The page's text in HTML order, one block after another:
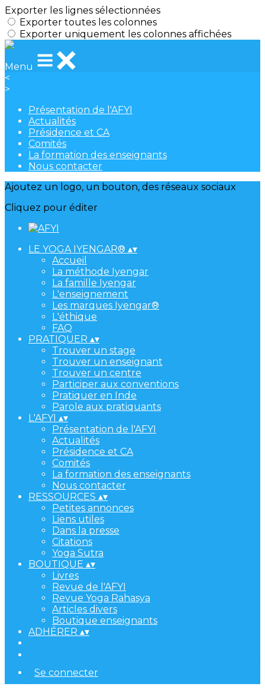
Exporter les lignes sélectionnées
Exporter toutes les colonnes
Exporter uniquement les colonnes affichées
Menu
<
>
Présentation de l'AFYI
Actualités
Présidence et CA
Comités
La formation des enseignants
Nous contacter
Ajoutez un logo, un bouton, des réseaux sociaux
Cliquez pour éditer
LE YOGA IYENGAR® ▴▾
Accueil
La méthode Iyengar
La famille Iyengar
L'enseignement
Les marques Iyengar®
L'éthique
FAQ
PRATIQUER ▴▾
Trouver un stage
Trouver un enseignant
Trouver un centre
Participer aux conventions
Pratiquer en Inde
Parole aux pratiquants
L'AFYI ▴▾
Présentation de l'AFYI
Actualités
Présidence et CA
Comités
La formation des enseignants
Nous contacter
RESSOURCES ▴▾
Petites annonces
Liens utiles
Dans la presse
Citations
Yoga Sutra
BOUTIQUE ▴▾
Livres
Revue de l'AFYI
Revue Yoga Rahasya
Articles divers
Boutique enseignants
ADHÉRER ▴▾
Se connecter